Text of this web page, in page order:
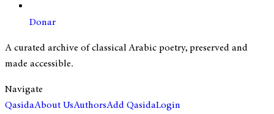
Donar
A curated archive of classical Arabic poetry, preserved and
made accessible.
Navigate
QasidaAbout UsAuthorsAdd QasidaLogin